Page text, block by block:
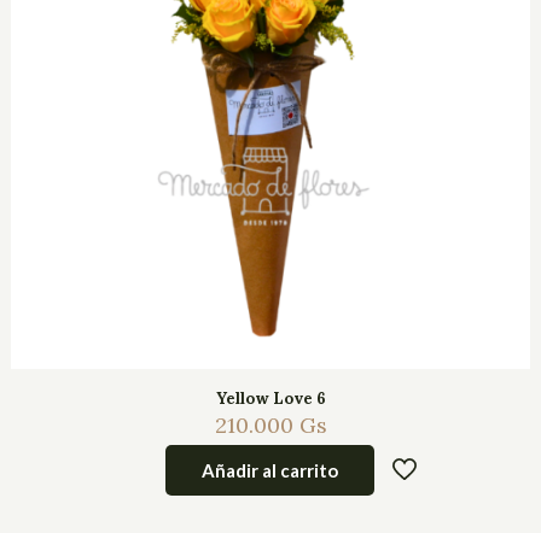
Yellow Love 6
210.000 Gs
Añadir al carrito